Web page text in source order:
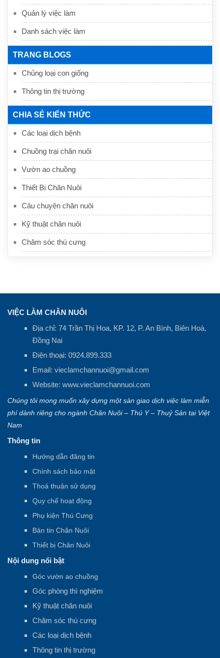
Quản lý việc làm
Danh sách việc làm
TRANG BLOGS
Chủng loại con giống
Thông tin thị trường
CHIA SẺ KIẾN THỨC
Các loại dịch bệnh
Chuồng trại chăn nuôi
Vườn ao chuồng
Thiết Bị Chăn Nuôi
Câu chuyện chăn nuôi
Kỹ thuật chăn nuôi
Chăm sóc thú cưng
VIỆC LÀM CHĂN NUÔI
Địa chỉ: 74 Trần Thị Hoa, KP. 12, P. An Bình, Biên Hoà,
Đồng Nai
Điện thoại: 0924.899.333
Email: vieclamchannuoi@gmail.com
Website: www.vieclamchannuoi.com
Chúng tôi mong muốn xây dựng một sàn giao dịch việc làm miễn
phí dành riêng cho ngành Chăn Nuôi – Thú Y – Thuỷ Sản tại Việt
Nam
Thông tin
Hướng dẫn đăng tin
Chính sách bảo mật
Thoả thuận sử dụng
Quy chế hoạt động
Phụ kiện Thú Cưng
Bản tin Chăn Nuôi
Thiết bị Chăn Nuôi
Nội dung nổi bật
Góc vườn ao chuồng
Góc phòng thì nghiệm
Kỹ thuật chăn nuôi
Chăm sóc thú cưng
Các loại dịch bệnh
Thông tin thị trường